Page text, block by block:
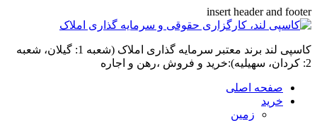
insert header and footer
کاسپی لند برند معتبر سرمایه گذاری املاک (شعبه 1: گیلان، شعبه
2: کردان، سهیلیه):خرید و فروش ،رهن و اجاره
صفحه اصلی
خرید
زمین